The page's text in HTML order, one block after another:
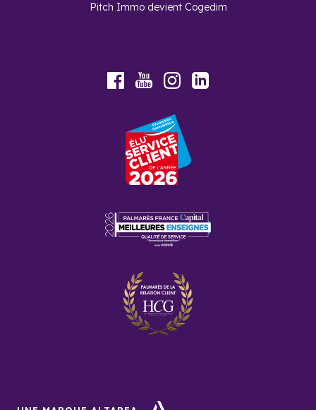
Pitch Immo devient Cogedim
FacebookYoutubeInstagram